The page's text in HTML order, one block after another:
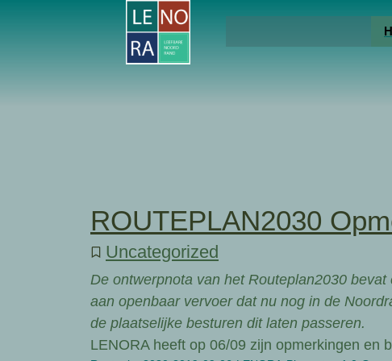
ROUTEPLAN2030
Uncategorized
De ontwerpnota van het Routeplan2030
aan openbaar vervoer dat nu nog in de
de plaatselijke besturen dit laten passeren.
LENORA heeft op 06/09 zijn opmerkingen en